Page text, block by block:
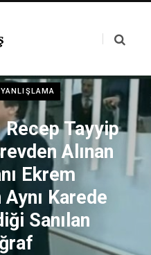
Recep Tayyip
Alınan
Ekrem
Karede
Sanılan